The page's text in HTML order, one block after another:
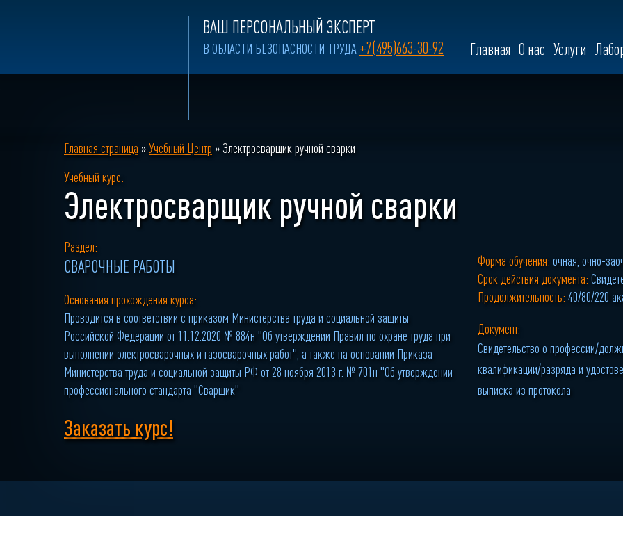
ВАШ ПЕРСОНАЛЬНЫЙ ЭКСПЕРТ
В ОБЛАСТИ БЕЗОПАСНОСТИ ТРУДА +7(495)663-30-92
Главная О нас Услуги
Главная страница »Учебный Центр » Электросварщик ручной сварки
Учебный курс:
Электросварщик ручной сварки
Раздел:
СВАРОЧНЫЕ РАБОТЫ
Основания прохождения курса:
Проводится в соответствии с приказом Министерства труда и социальной защиты
Российской Федерации от 11.12.2020 № 884н "Об утверждении Правил по охране труда при
выполнении электросварочных и газосварочных работ", а также на основании Приказа
Министерства труда и социальной защиты РФ от 28 ноября 2013 г. № 701н "Об утверждении
профессионального стандарта "Сварщик"
Форма обучения: очная, очно-
Срок действия документа:
Продолжительность: 40/80/220
Документ:
Свидетельство о профессии/
квалификации/разряда и
выписка из протокола
Заказать курс!